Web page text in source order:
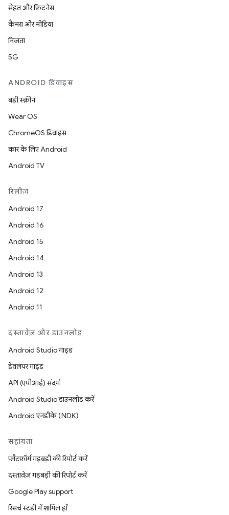
सेहत और फ़िटनेस
कैमरा और मीडिया
निजता
5G
ANDROID डिवाइस
बड़ी स्क्रीन
Wear OS
ChromeOS डिवाइस
कार के लिए Android
Android TV
रिलीज़
Android 17
Android 16
Android 15
Android 14
Android 13
Android 12
Android 11
दस्तावेज़ और डाउनलोड
Android Studio गाइड
डेवलपर गाइड
API (एपीआई) संदर्भ
Android Studio डाउनलोड करें
Android एनडीके (NDK)
सहायता
प्लैटफ़ॉर्म गड़बड़ी की रिपोर्ट करें
दस्तावेज़ गड़बड़ी की रिपोर्ट करें
Google Play support
रिसर्च स्टडी में शामिल हों